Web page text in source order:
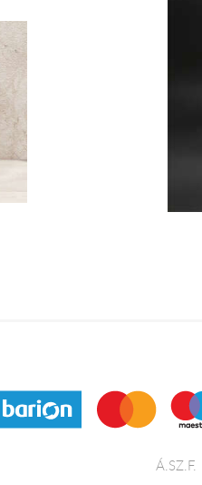
Á.SZ.F.